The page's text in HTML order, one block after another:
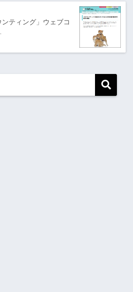
ティング」ウェブコ